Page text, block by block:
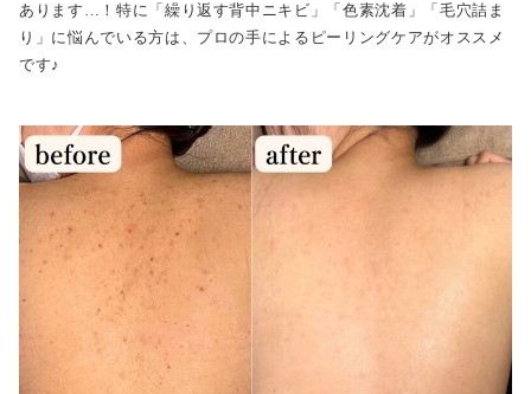
あります…！特に「繰り返す背中ニキビ」「色素沈着」「毛穴詰ま
り」に悩んでいる方は、プロの手によるピーリングケアがオススメ
です♪